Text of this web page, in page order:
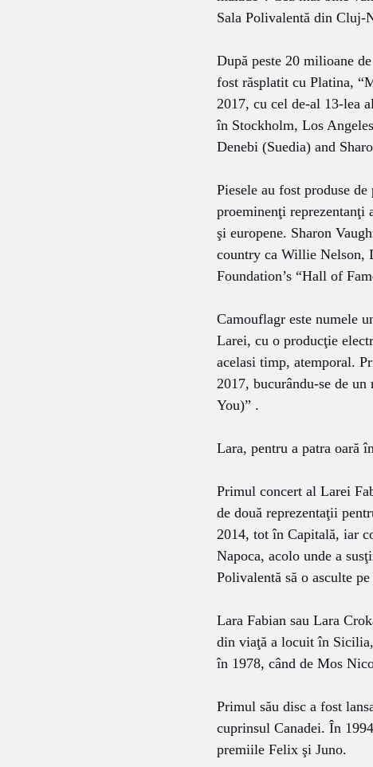
Sala Polivalentă din Cluj-
După peste 20 milioane
fost răsplatit cu Platina,
2017, cu cel de-al 13-lea
în Stockholm, Los
Denebi (Suedia) and
Piesele au fost produse
proeminenţi reprezentanţi
şi europene. Sharon
country ca Willie Nelson,
Foundation’s “Hall of
Camouflagr este numele
Larei, cu o producţie
acelasi timp, atemporal.
2017, bucurându-se de
You)” .
Lara, pentru a patra oară
Primul concert al Larei
de două reprezentaţii
2014, tot în Capitală, iar
Napoca, acolo unde a
Polivalentă să o asculte
Lara Fabian sau Lara
din viaţă a locuit în Sicilia,
în 1978, când de Mos
Primul său disc a fost
cuprinsul Canadei. În
premiile Felix şi Juno.